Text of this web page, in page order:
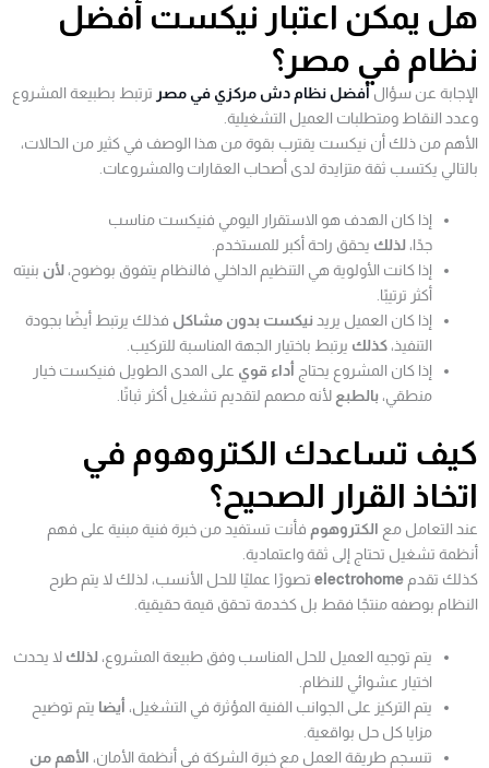
هل يمكن اعتبار نيكست أفضل
نظام في مصر؟
الإجابة عن سؤال أفضل نظام دش مركزي في مصر ترتبط بطبيعة المشروع
وعدد النقاط ومتطلبات العميل التشغيلية.
الأهم من ذلك أن نيكست يقترب بقوة من هذا الوصف في كثير من الحالات،
بالتالي يكتسب ثقة متزايدة لدى أصحاب العقارات والمشروعات.
إذا كان الهدف هو الاستقرار اليومي فنيكست مناسب
جدًا، لذلك يحقق راحة أكبر للمستخدم.
إذا كانت الأولوية هي التنظيم الداخلي فالنظام يتفوق بوضوح، لأن بنيته
أكثر ترتيبًا.
إذا كان العميل يريد نيكست بدون مشاكل فذلك يرتبط أيضًا بجودة
التنفيذ، كذلك يرتبط باختيار الجهة المناسبة للتركيب.
إذا كان المشروع يحتاج أداء قوي على المدى الطويل فنيكست خيار
منطقي، بالطبع لأنه مصمم لتقديم تشغيل أكثر ثباتًا.
كيف تساعدك الكتروهوم في
اتخاذ القرار الصحيح؟
عند التعامل مع الكتروهوم فأنت تستفيد من خبرة فنية مبنية على فهم
أنظمة تشغيل تحتاج إلى ثقة واعتمادية.
كذلك تقدم electrohome تصورًا عمليًا للحل الأنسب، لذلك لا يتم طرح
النظام بوصفه منتجًا فقط بل كخدمة تحقق قيمة حقيقية.
يتم توجيه العميل للحل المناسب وفق طبيعة المشروع، لذلك لا يحدث
اختيار عشوائي للنظام.
يتم التركيز على الجوانب الفنية المؤثرة في التشغيل، أيضا يتم توضيح
مزايا كل حل بواقعية.
تنسجم طريقة العمل مع خبرة الشركة في أنظمة الأمان، الأهم من